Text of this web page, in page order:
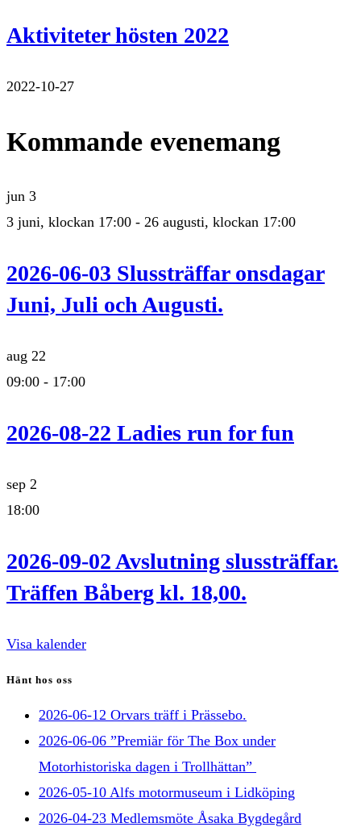
Aktiviteter hösten 2022
2022-10-27
Kommande evenemang
jun 3
3 juni, klockan 17:00 - 26 augusti, klockan 17:00
2026-06-03 Slussträffar onsdagar
Juni, Juli och Augusti.
aug 22
09:00 - 17:00
2026-08-22 Ladies run for fun
sep 2
18:00
2026-09-02 Avslutning slussträffar.
Träffen Båberg kl. 18,00.
Visa kalender
Hänt hos oss
2026-06-12 Orvars träff i Prässebo.
2026-06-06 ”Premiär för The Box under
Motorhistoriska dagen i Trollhättan”
2026-05-10 Alfs motormuseum i Lidköping
2026-04-23 Medlemsmöte Åsaka Bygdegård